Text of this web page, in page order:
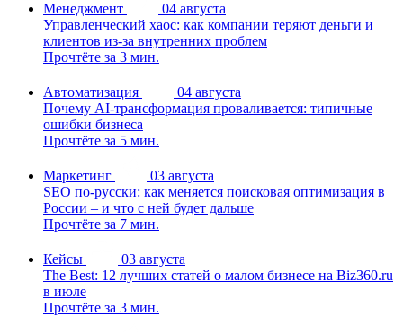
Менеджмент
04 августа
Управленческий хаос: как компании теряют деньги и
клиентов из-за внутренних проблем
Прочтёте за 3 мин.
Автоматизация
04 августа
Почему AI-трансформация проваливается: типичные
ошибки бизнеса
Прочтёте за 5 мин.
Маркетинг
03 августа
SEO по-русски: как меняется поисковая оптимизация в
России – и что с ней будет дальше
Прочтёте за 7 мин.
Кейсы
03 августа
The Best: 12 лучших статей о малом бизнесе на Biz360.ru
в июле
Прочтёте за 3 мин.